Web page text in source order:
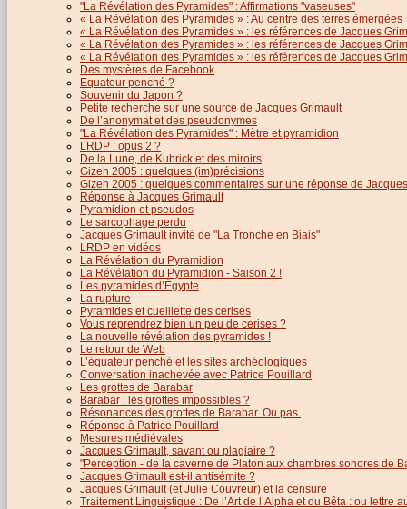
"La Révélation des Pyramides" : Affirmations "vaseuses"
« La Révélation des Pyramides » : Au centre des terres émergées
« La Révélation des Pyramides » : les références de Jacques
« La Révélation des Pyramides » : les références de Jacques
« La Révélation des Pyramides » : les références de Jacques
Des mystères de Facebook
Equateur penché ?
Souvenir du Japon ?
Petite recherche sur une source de Jacques Grimault
De l’anonymat et des pseudonymes
"La Révélation des Pyramides" : Mètre et pyramidion
LRDP : opus 2 ?
De la Lune, de Kubrick et des miroirs
Gizeh 2005 : quelques (im)précisions
Gizeh 2005 : quelques commentaires sur une réponse de
Réponse à Jacques Grimault
Pyramidion et pseudos
Le sarcophage perdu
Jacques Grimault invité de "La Tronche en Biais"
LRDP en vidéos
La Révélation du Pyramidion
La Révélation du Pyramidion - Saison 2 !
Les pyramides d’Égypte
La rupture
Pyramides et cueillette des cerises
Vous reprendrez bien un peu de cerises ?
La nouvelle révélation des pyramides !
Le retour de Web
L’équateur penché et les sites archéologiques
Conversation inachevée avec Patrice Pouillard
Les grottes de Barabar
Barabar : les grottes impossibles ?
Résonances des grottes de Barabar. Ou pas.
Réponse à Patrice Pouillard
Mesures médiévales
Jacques Grimault, savant ou plagiaire ?
"Perception - de la caverne de Platon aux chambres sonores de
Jacques Grimault est-il antisémite ?
Jacques Grimault (et Julie Couvreur) et la censure
Traitement Linguistique : De l’Art de l’Alpha et du Bêta : ou lettre